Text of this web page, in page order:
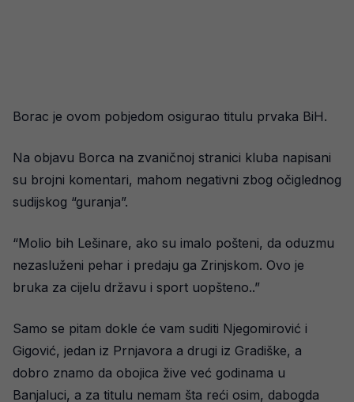
Borac je ovom pobjedom osigurao titulu prvaka BiH.
Na objavu Borca na zvaničnoj stranici kluba napisani
su brojni komentari, mahom negativni zbog očiglednog
sudijskog “guranja”.
“Molio bih Lešinare, ako su imalo pošteni, da oduzmu
nezasluženi pehar i predaju ga Zrinjskom. Ovo je
bruka za cijelu državu i sport uopšteno..”
Samo se pitam dokle će vam suditi Njegomirović i
Gigović, jedan iz Prnjavora a drugi iz Gradiške, a
dobro znamo da obojica žive već godinama u
Banjaluci, a za titulu nemam šta reći osim, dabogda